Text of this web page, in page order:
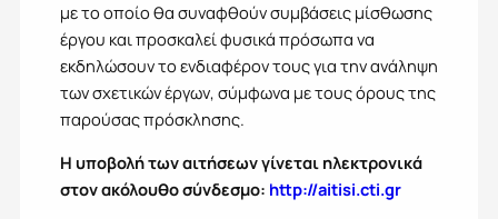
με το οποίο θα συναφθούν συμβάσεις μίσθωσης
έργου και προσκαλεί φυσικά πρόσωπα να
εκδηλώσουν το ενδιαφέρον τους για την ανάληψη
των σχετικών έργων, σύμφωνα με τους όρους της
παρούσας πρόσκλησης.
Η υποβολή των αιτήσεων γίνεται ηλεκτρονικά
στον ακόλουθο σύνδεσμο: http://aitisi.cti.gr